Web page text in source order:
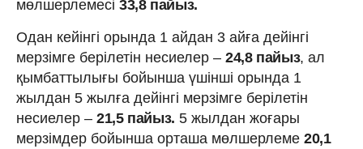
мөлшерлемесі 33,8 пайыз.
Одан кейінгі орында 1 айдан 3 айға дейінгі
мерзімге берілетін несиелер – 24,8 пайыз, ал
қымбаттылығы бойынша үшінші орында 1
жылдан 5 жылға дейінгі мерзімге берілетін
несиелер – 21,5 пайыз. 5 жылдан жоғары
мерзімдер бойынша орташа мөлшерлеме 20,1